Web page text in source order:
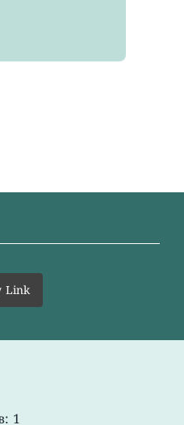
Link
1